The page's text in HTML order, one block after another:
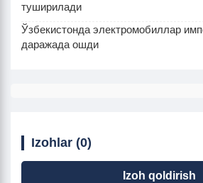
туширилади
Ўзбекистонда электромобиллар
даражада ошди
Izohlar (0)
Izoh qoldirish